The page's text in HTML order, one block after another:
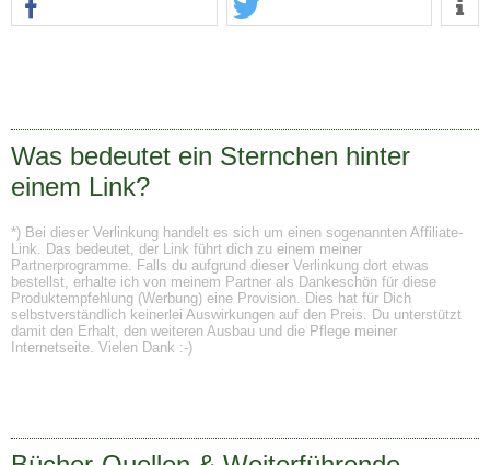
Was bedeutet ein Sternchen hinter
einem Link?
*) Bei dieser Verlinkung handelt es sich um einen sogenannten Affiliate-
Link. Das bedeutet, der Link führt dich zu einem meiner
Partnerprogramme. Falls du aufgrund dieser Verlinkung dort etwas
bestellst, erhalte ich von meinem Partner als Dankeschön für diese
Produktempfehlung (Werbung) eine Provision. Dies hat für Dich
selbstverständlich keinerlei Auswirkungen auf den Preis. Du unterstützt
damit den Erhalt, den weiteren Ausbau und die Pflege meiner
Internetseite. Vielen Dank :-)